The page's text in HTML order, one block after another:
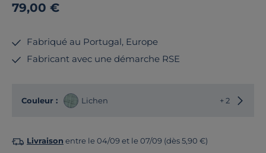
79,00 €
Fabriqué au Portugal, Europe
Fabricant avec une démarche RSE
Couleur : Lichen + 2
Livraison entre le 04/09 et le 07/09 (dès 5,90 €)